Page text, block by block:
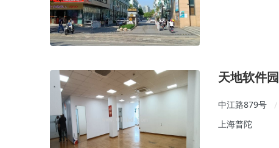
天地软件园
中江路879号 /
上海普陀